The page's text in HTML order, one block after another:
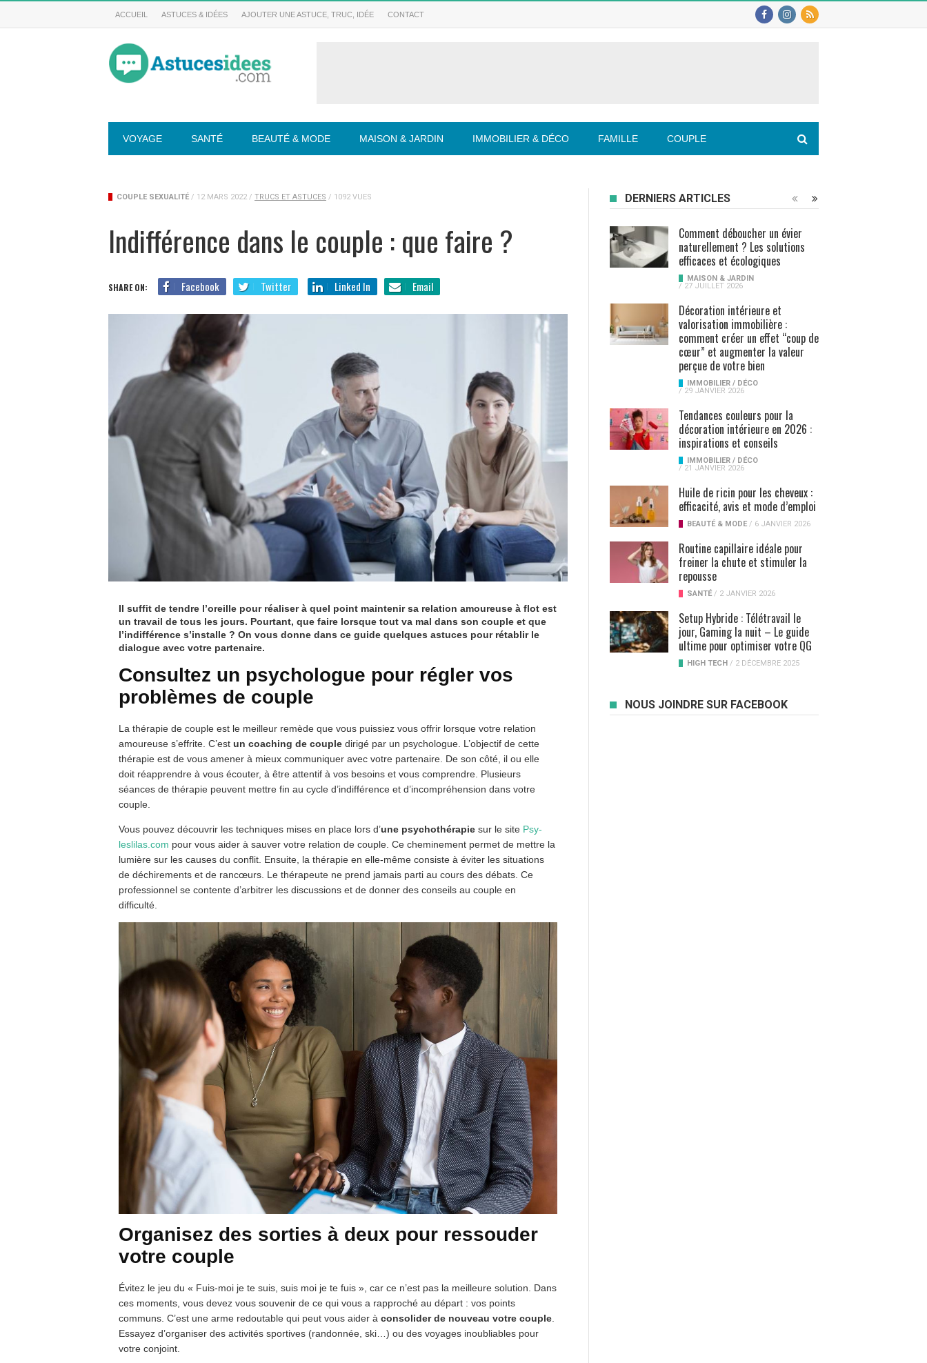
ACCUEIL ASTUCES & IDÉES AJOUTER UNE ASTUCE, TRUC, IDÉE CONTACT
VOYAGE SANTÉ BEAUTÉ & MODE MAISON & JARDIN IMMOBILIER & DÉCO FAMILLE COUPLE
COUPLE SEXUALITÉ / 12 MARS 2022 / TRUCS ET ASTUCES / 1092 VUES
Indifférence dans le couple : que faire ?
SHARE ON: Facebook Twitter Linked In Email
Il suffit de tendre l’oreille pour réaliser à quel point maintenir sa relation amoureuse à flot est
un travail de tous les jours. Pourtant, que faire lorsque tout va mal dans son couple et que
l’indifférence s’installe ? On vous donne dans ce guide quelques astuces pour rétablir le
dialogue avec votre partenaire.
Consultez un psychologue pour régler vos
problèmes de couple
La thérapie de couple est le meilleur remède que vous puissiez vous offrir lorsque votre relation
amoureuse s’effrite. C’est un coaching de couple dirigé par un psychologue. L’objectif de cette
thérapie est de vous amener à mieux communiquer avec votre partenaire. De son côté, il ou elle
doit réapprendre à vous écouter, à être attentif à vos besoins et vous comprendre. Plusieurs
séances de thérapie peuvent mettre fin au cycle d’indifférence et d’incompréhension dans votre
couple.
Vous pouvez découvrir les techniques mises en place lors d’une psychothérapie sur le site Psy-
leslilas.com pour vous aider à sauver votre relation de couple. Ce cheminement permet de mettre la
lumière sur les causes du conflit. Ensuite, la thérapie en elle-même consiste à éviter les situations
de déchirements et de rancœurs. Le thérapeute ne prend jamais parti au cours des débats. Ce
professionnel se contente d’arbitrer les discussions et de donner des conseils au couple en
difficulté.
Organisez des sorties à deux pour ressouder
votre couple
Évitez le jeu du « Fuis-moi je te suis, suis moi je te fuis », car ce n’est pas la meilleure solution. Dans
ces moments, vous devez vous souvenir de ce qui vous a rapproché au départ : vos points
communs. C’est une arme redoutable qui peut vous aider à consolider de nouveau votre couple.
Essayez d’organiser des activités sportives (randonnée, ski…) ou des voyages inoubliables pour
votre conjoint.
DERNIERS ARTICLES
Comment déboucher un évier
naturellement ? Les solutions
efficaces et écologiques
MAISON & JARDIN
/ 27 JUILLET 2026
Décoration intérieure et
valorisation immobilière :
comment créer un effet “coup de
cœur” et augmenter la valeur
perçue de votre bien
IMMOBILIER / DÉCO
/ 29 JANVIER 2026
Tendances couleurs pour la
décoration intérieure en 2026 :
inspirations et conseils
IMMOBILIER / DÉCO
/ 21 JANVIER 2026
Huile de ricin pour les cheveux :
efficacité, avis et mode d’emploi
BEAUTÉ & MODE / 6 JANVIER 2026
Routine capillaire idéale pour
freiner la chute et stimuler la
repousse
SANTÉ / 2 JANVIER 2026
Setup Hybride : Télétravail le
jour, Gaming la nuit – Le guide
ultime pour optimiser votre QG
HIGH TECH / 2 DÉCEMBRE 2025
NOUS JOINDRE SUR FACEBOOK